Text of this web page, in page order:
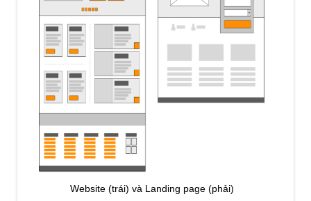
Website (trái) và Landing page (phải)